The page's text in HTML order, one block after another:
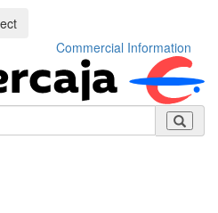
Commercial Information